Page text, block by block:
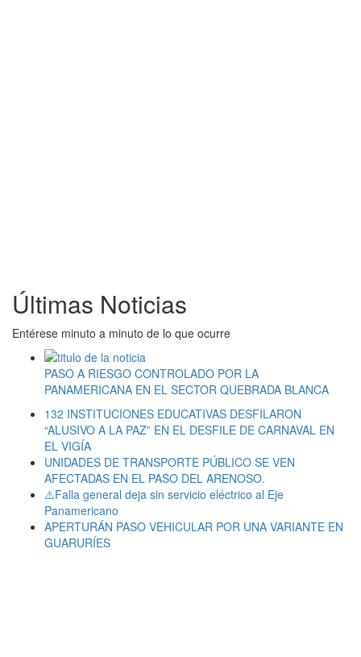
Últimas Noticias
Entérese minuto a minuto de lo que ocurre
PASO A RIESGO CONTROLADO POR LA
PANAMERICANA EN EL SECTOR QUEBRADA BLANCA
132 INSTITUCIONES EDUCATIVAS DESFILARON
“ALUSIVO A LA PAZ” EN EL DESFILE DE CARNAVAL EN
EL VIGÍA
UNIDADES DE TRANSPORTE PÚBLICO SE VEN
AFECTADAS EN EL PASO DEL ARENOSO.
⚠️Falla general deja sin servicio eléctrico al Eje
Panamericano
APERTURÁN PASO VEHICULAR POR UNA VARIANTE EN
GUARURÍES